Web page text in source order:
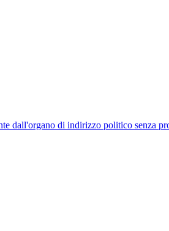
di indirizzo politico senza